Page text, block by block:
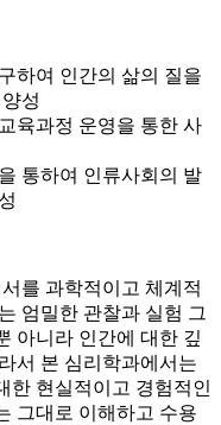
하여 인간의 삶의 질을
성
육과정 운영을 통한 사
통하여 인류사회의 발
를 과학적이고 체계적
엄밀한 관찰과 실험 그
아니라 인간에 대한 깊
서 본 심리학과에서는
한 현실적이고 경험적인
그대로 이해하고 수용